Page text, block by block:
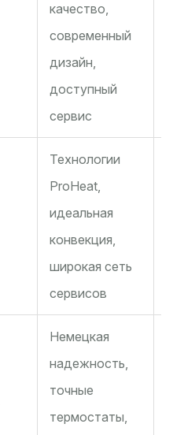
качество,
современный
дизайн,
доступный
сервис
Технологии
ProHeat,
идеальная
конвекция,
широкая сеть
сервисов
Немецкая
надежность,
точные
термостаты,